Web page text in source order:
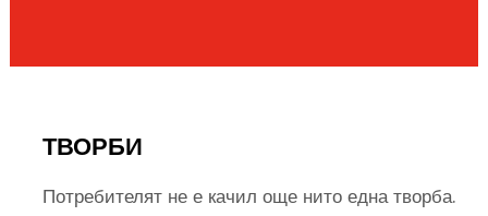
ТВОРБИ
Потребителят не е качил още нито една творба.